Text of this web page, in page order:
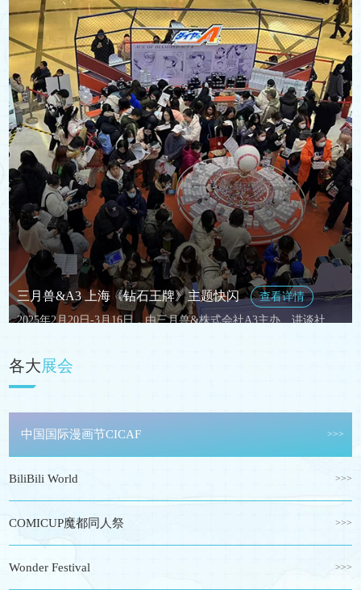
三月兽×Bushiroad Creative《BanG Dream！》主题快闪 >>>
《偶像梦幻祭2》“绽放的纯白浪漫”特别快闪 >>>
三月兽品牌快闪店 >>>
三月兽×Y Line 《蓝色监狱》阿拉伯风系列线下打卡活动 >>>
三月兽×昭和笔记 《蓝色监狱》飞行员系列线下打卡活动 >>>
三月兽Goods《新世纪福音战士》花之语系列线下打卡活动 >>>
三月兽×PMC《蓝色监狱》Retopopu系列线下打卡活动 >>>
盗墓笔记·八一七稻米节活动
万代模型拼装教室
BANPERSTO眼镜厂品牌快闪店
三月兽&A3 上海《钻石王牌》主题快闪
查看详情
2025年2月20日-3月16日，由三月兽&株式会社A3主办、讲谈社授权的《钻石王牌》主题快闪在上海静安大悦城开启！
各大展会
中国国际漫画节CICAF >>>
BiliBili World >>>
COMICUP魔都同人祭 >>>
Wonder Festival >>>